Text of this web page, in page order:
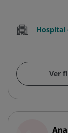
Hospital
Ver